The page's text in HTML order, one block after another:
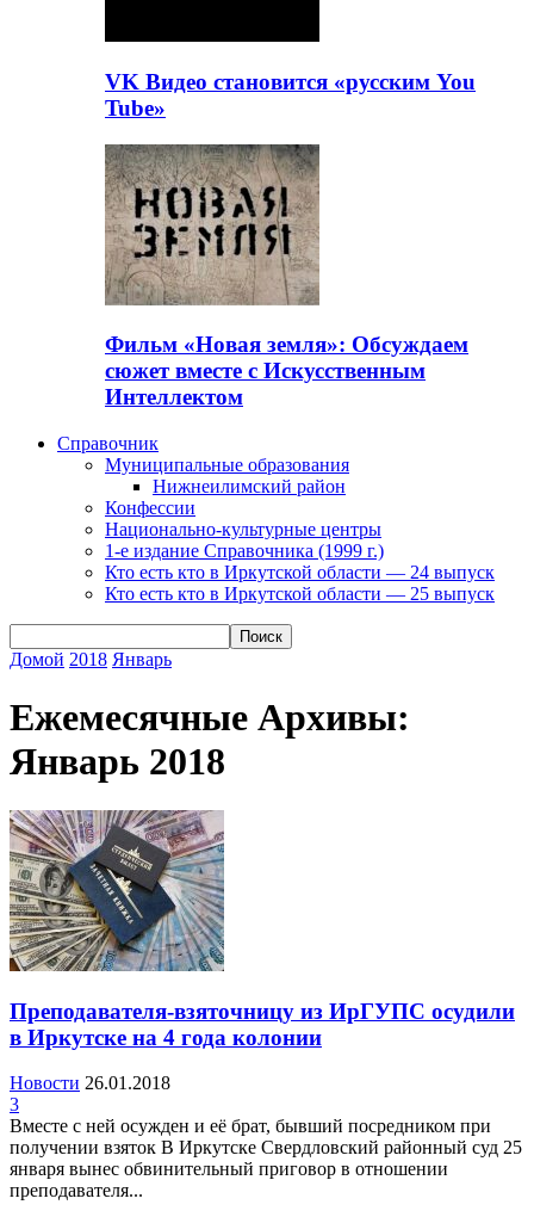
VK Видео становится «русским You
Tube»
Фильм «Новая земля»: Обсуждаем
сюжет вместе с Искусственным
Интеллектом
Справочник
Муниципальные образования
Нижнеилимский район
Конфессии
Национально-культурные центры
1-е издание Справочника (1999 г.)
Кто есть кто в Иркутской области — 24 выпуск
Кто есть кто в Иркутской области — 25 выпуск
Домой 2018 Январь
Ежемесячные Архивы:
Январь 2018
Преподавателя-взяточницу из ИрГУПС осудили
в Иркутске на 4 года колонии
Новости 26.01.2018
3
Вместе с ней осужден и её брат, бывший посредником при
получении взяток В Иркутске Свердловский районный суд 25
января вынес обвинительный приговор в отношении
преподавателя...